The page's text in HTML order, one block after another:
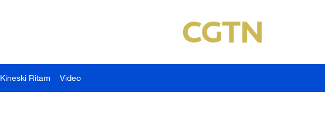
Kineski Ritam Video